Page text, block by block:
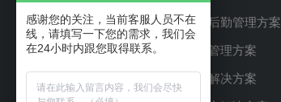
硬件产品
软件产品
智慧医院后勤管理方案
智能厂务管理方案
智慧园区解决方案
感谢您的关注，当前客服人员不在
线，请填写一下您的需求，我们会
在24小时内跟您取得联系。